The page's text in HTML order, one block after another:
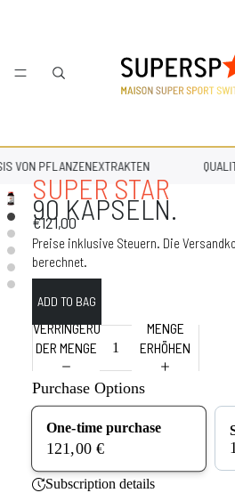
VON PFLANZENEXTRAKTEN
SUPER STAR
90 KAPSELN.
€121,00
Preise inklusive Steuern. Die
berechnet.
VERRINGERUNG
DER MENGE
MENGE
ERHÖHEN
Purchase Options
One-time purchase
121,00 €
Subscription details